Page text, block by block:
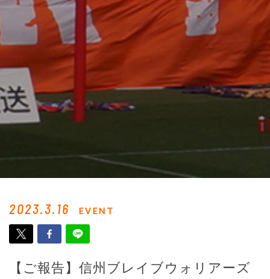
2023.3.16 EVENT
【ご報告】信州ブレイブウォリアーズ